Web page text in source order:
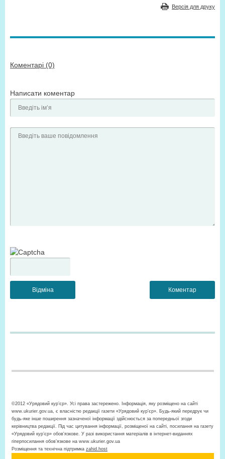
Версія для друку
Коментарі (0)
Написати коментар
©2012 «Урядовий кур’єр». Усі права застережено. Інформація, яку розміщено на сайті
www.ukurier.gov.ua, є власністю редакції газети «Урядовий кур'єр». Будь-який передрук чи
будь-яке інше поширення зазначеної інформації здійснюється за попередньої згоди
керівництва редакції. Під час цитування інформації, розміщеної на сайті, посилання на газету
«Урядовий кур’єр» обов'язкове. У разі використання матеріалів в інтернет-виданнях
гіперпосилання обов’язкове на www.ukurier.gov.ua
Розміщення та технічна підтримка zahid.host